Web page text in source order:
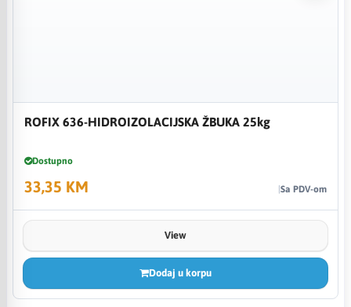
ROFIX 636-HIDROIZOLACIJSKA ŽBUKA 25kg
Dostupno
33,35 KM Sa PDV-om
View
Dodaj u korpu